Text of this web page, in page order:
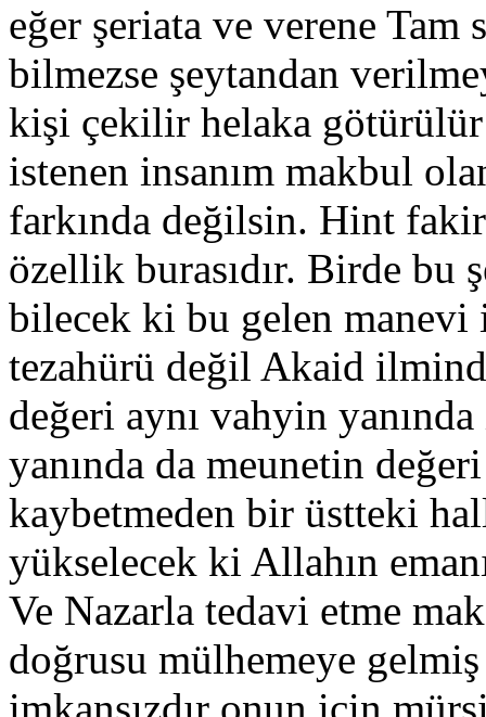
eğer şeriata ve verene Tam
bilmezse şeytandan
kişi çekilir helaka götürülür
istenen insanım makbul
farkında değilsin. Hint
özellik burasıdır. Birde bu
bilecek ki bu gelen
tezahürü değil Akaid
değeri aynı vahyin
yanında da meunetin
kaybetmeden bir üstteki
yükselecek ki Allahın
Ve Nazarla tedavi etme
doğrusu mülhemeye gelmiş